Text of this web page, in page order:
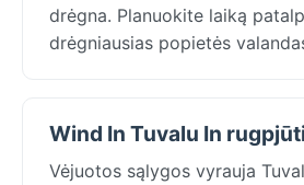
drėgna. Planuokite laiką
drėgniausias popietės
Wind In Tuvalu In
Vėjuotos sąlygos vyrauja